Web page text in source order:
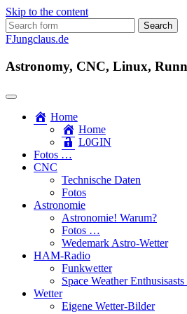
Skip to the content
Search
for:
FJungclaus.de
Astronomy, CNC, Linux,
Home
Home
L​0​​GIN
Fotos …
CNC
Technische Daten
Fotos
Astronomie
Astronomie! Warum?
Fotos …
Wedemark Astro-Wetter
HAM-Radio
Funkwetter
Space Weather
Wetter
Eigene Wetter-Bilder